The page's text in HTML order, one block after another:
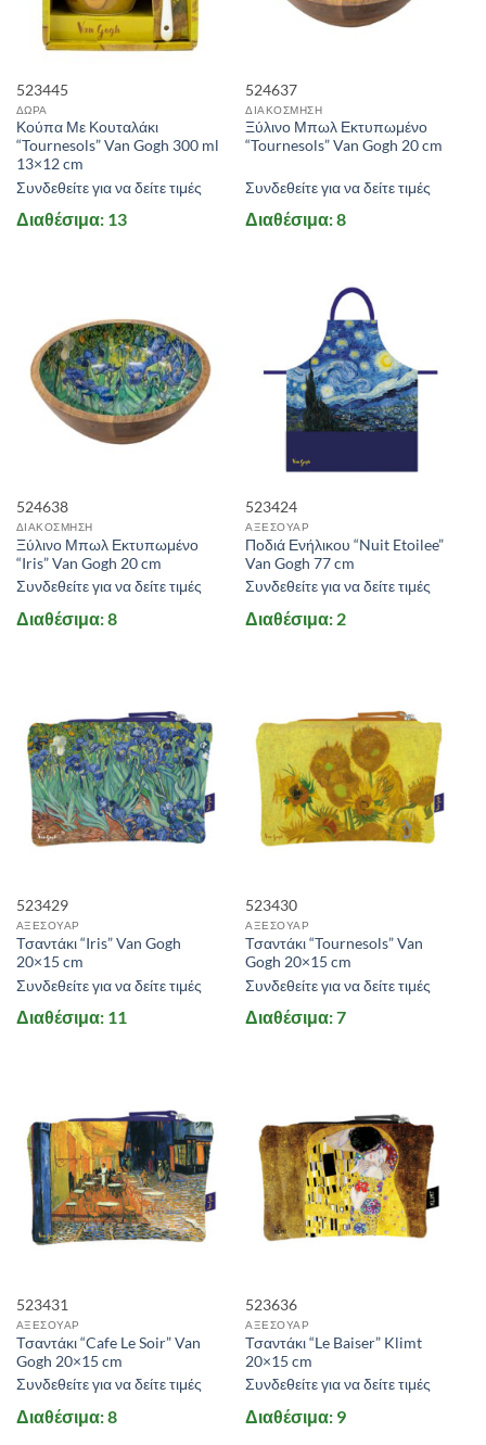
ΠΡΟΣΦΟΡΕΣ
STOCK QUANTITY
Price:0 €—19 €
523445
ΔΩΡΑ
Κούπα Με Κουταλάκι
“Tournesols” Van Gogh 300 ml
13×12 cm
Συνδεθείτε για να δείτε τιμές
Διαθέσιμα: 13
524637
ΔΙΑΚΟΣΜΗΣΗ
Ξύλινο Μπωλ Εκτυπωμένο
“Tournesols” Van Gogh 20 cm
Συνδεθείτε για να δείτε τιμές
Διαθέσιμα: 8
524638
ΔΙΑΚΟΣΜΗΣΗ
Ξύλινο Μπωλ Εκτυπωμένο
“Iris” Van Gogh 20 cm
Συνδεθείτε για να δείτε τιμές
Διαθέσιμα: 8
523424
ΑΞΕΣΟΥΑΡ
Ποδιά Ενήλικου “Nuit Etoilee”
Van Gogh 77 cm
Συνδεθείτε για να δείτε τιμές
Διαθέσιμα: 2
523429
ΑΞΕΣΟΥΑΡ
Τσαντάκι “Iris” Van Gogh
20×15 cm
Συνδεθείτε για να δείτε τιμές
Διαθέσιμα: 11
523430
ΑΞΕΣΟΥΑΡ
Τσαντάκι “Tournesols” Van
Gogh 20×15 cm
Συνδεθείτε για να δείτε τιμές
Διαθέσιμα: 7
523431
ΑΞΕΣΟΥΑΡ
Τσαντάκι “Cafe Le Soir” Van
Gogh 20×15 cm
Συνδεθείτε για να δείτε τιμές
Διαθέσιμα: 8
523636
ΑΞΕΣΟΥΑΡ
Τσαντάκι “Le Baiser” Klimt
20×15 cm
Συνδεθείτε για να δείτε τιμές
Διαθέσιμα: 9